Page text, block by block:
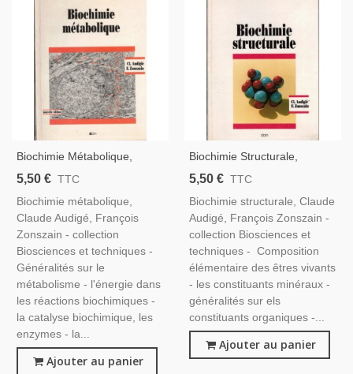
Biochimie Métabolique,
Audigié Et Zonszain, 1995 -
Universitaires,
5,50 € TTC
Biochimie métabolique,
Claude Audigé, François
Zonszain - collection
Biosciences et techniques -
Généralités sur le
métabolisme - l'énergie dans
les réactions biochimiques -
la catalyse biochimique, les
enzymes - la...
Ajouter au panier
Biochimie Structurale,
Audigié Et Zonszain, 1999 -
Universitaires,
5,50 € TTC
Biochimie structurale, Claude
Audigé, François Zonszain -
collection Biosciences et
techniques - Composition
élémentaire des êtres vivants
- les constituants minéraux -
généralités sur els
constituants organiques -...
Ajouter au panier